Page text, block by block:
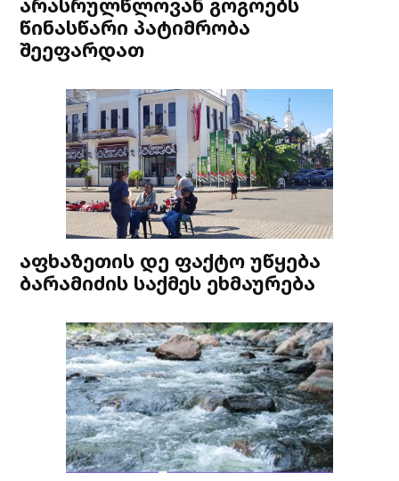
წინასწარი პატიმრობა
შეეფარდათ
აფხაზეთის დე ფაქტო უწყება
ბარამიძის საქმეს ეხმაურება